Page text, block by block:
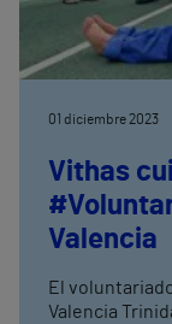
01 diciembre 2023
Vithas
Valencia
El
Valencia